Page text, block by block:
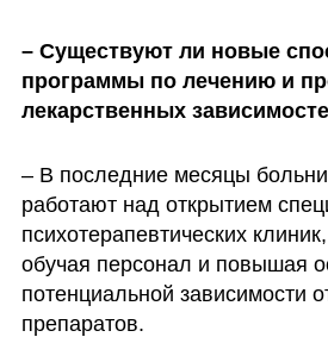
– Существуют ли новые
программы по лечению и
лекарственных
– В последние месяцы
работают над открытием
психотерапевтических
обучая персонал и повышая
потенциальной зависимости
препаратов.